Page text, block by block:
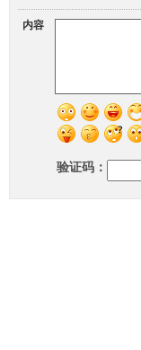
内容
验证码：